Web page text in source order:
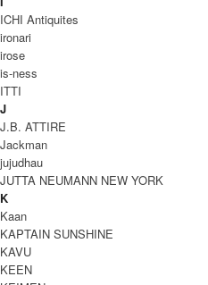
サイドにはスラッシュポケットを配置
ユニセックスでお使いいただけます。
使い勝手が良く一枚着からインナー使
けるアイテムです。
Dulcamara(ドゥルカマラ) グリッチボ
COODINATE
DETAIL
ICHI Antiquites
ironari
irose
is-ness
ITTI
J
J.B. ATTIRE
Jackman
jujudhau
JUTTA NEUMANN NEW YORK
K
Kaan
KAPTAIN SUNSHINE
KAVU
KEEN